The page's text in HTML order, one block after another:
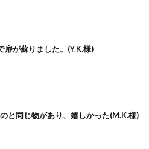
扉が蘇りました。(Y.K.様)
と同じ物があり、嬉しかった(M.K.様)